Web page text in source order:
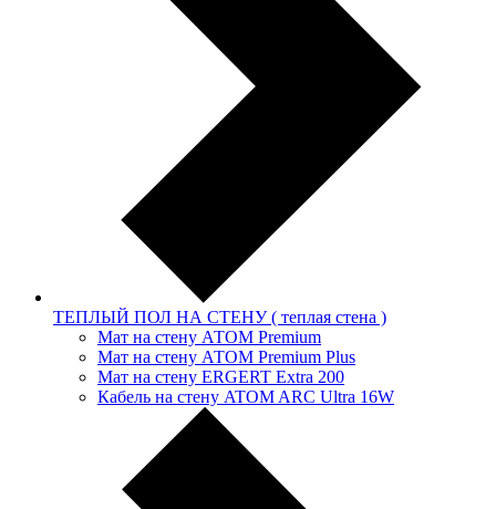
ТЕПЛЫЙ ПОЛ НА СТЕНУ ( теплая стена )
Мат на стену АТОМ Premium
Мат на стену АТОМ Premium Plus
Мат на стену ERGERT Extra 200
Кабель на стену ATOM ARC Ultra 16W